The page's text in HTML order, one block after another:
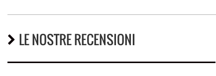
LE NOSTRE RECENSIONI